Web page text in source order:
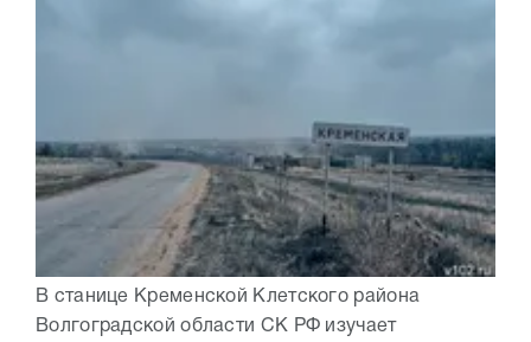
В станице Кременской Клетского района
Волгоградской области СК РФ изучает